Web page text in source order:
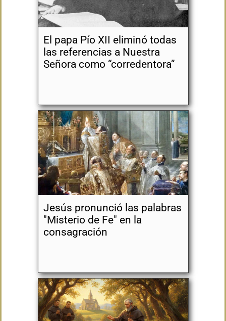
El papa Pío XII eliminó todas
las referencias a Nuestra
Señora como “corredentora”
Jesús pronunció las palabras
"Misterio de Fe" en la
consagración